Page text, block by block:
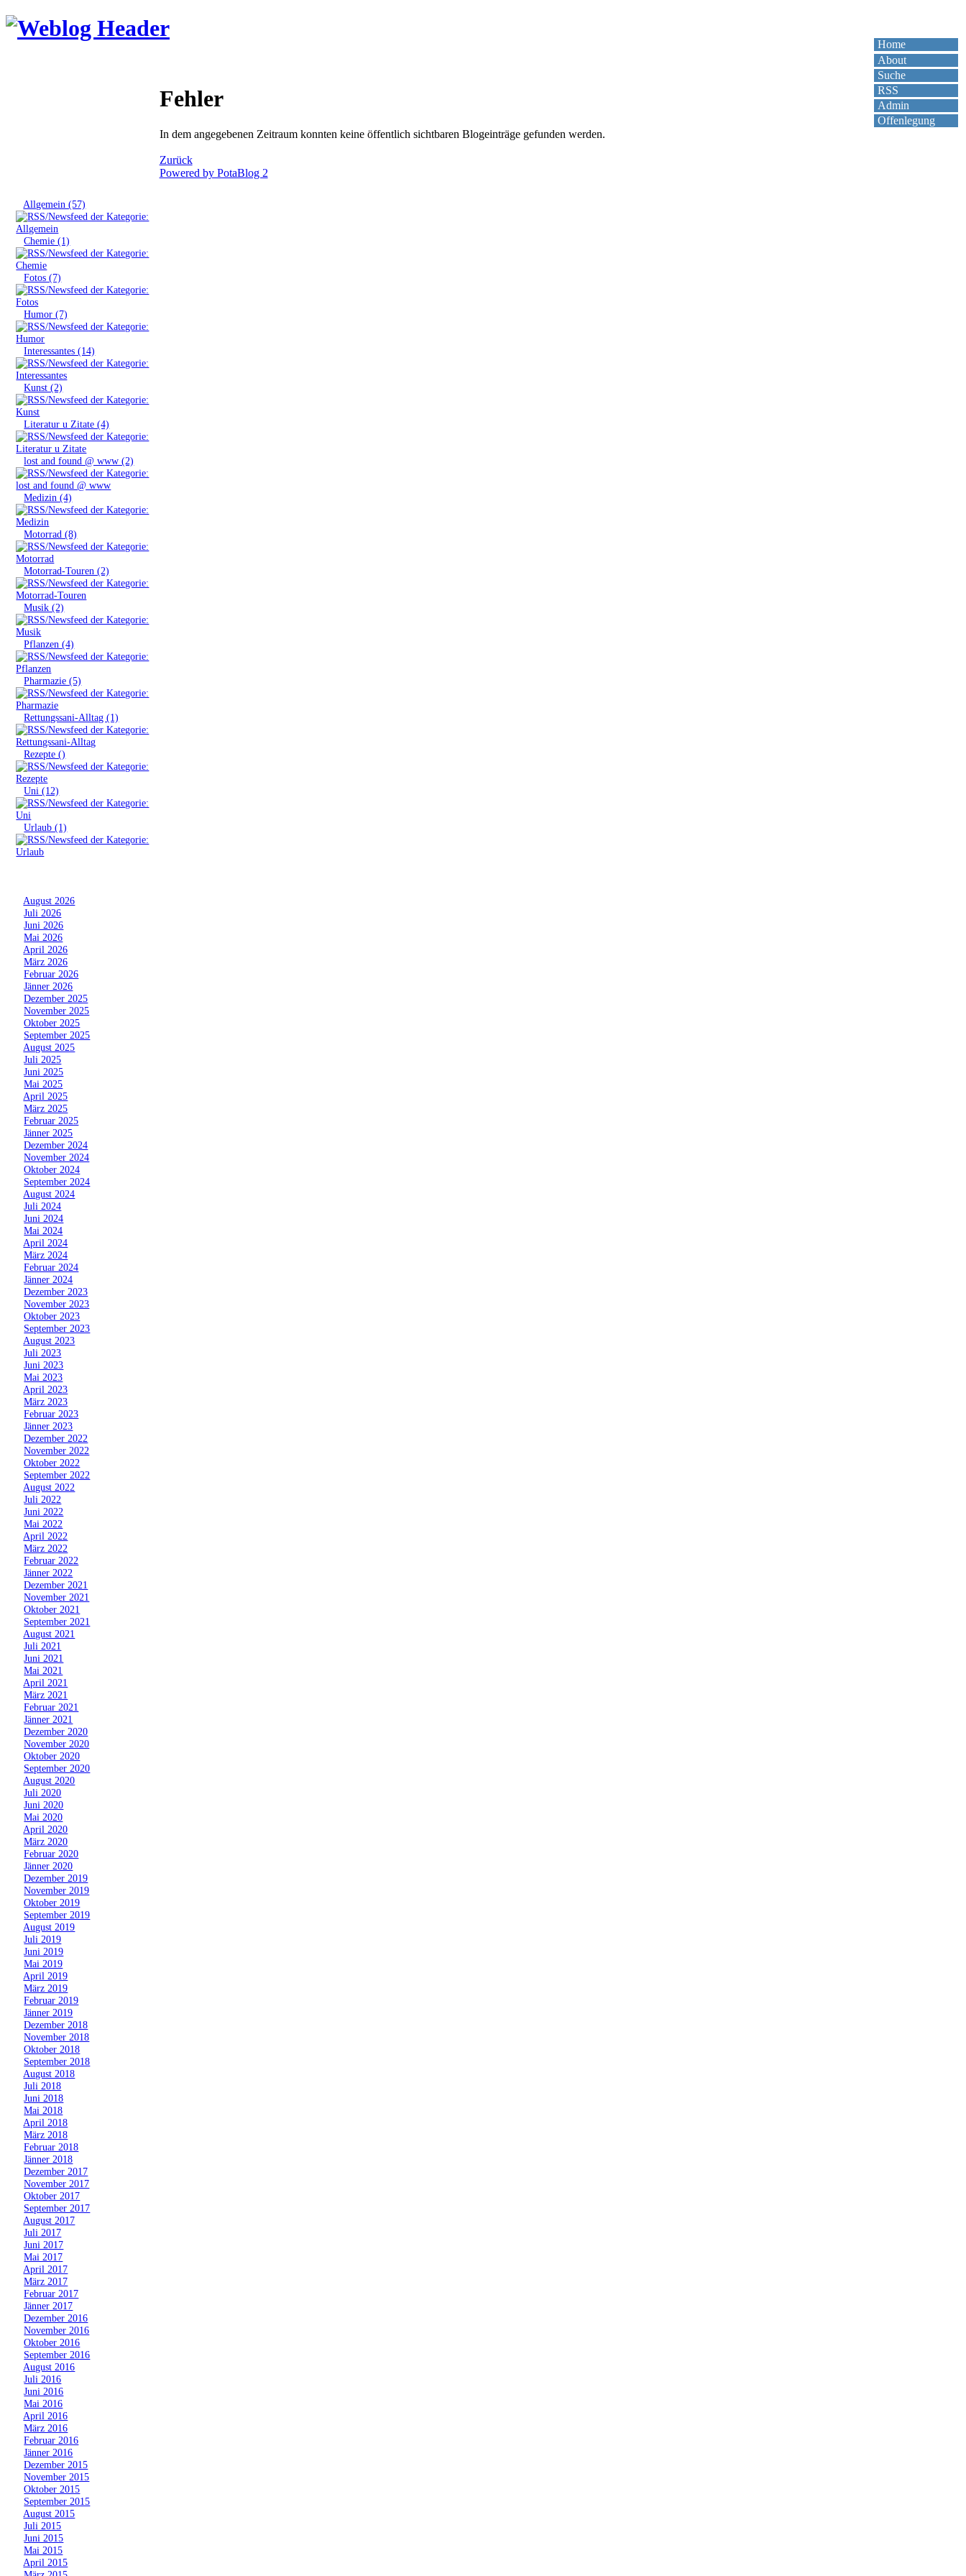
Home
About
Suche
RSS
Admin
Offenlegung
Allgemein (57)
»Chemie (1)
»Fotos (7)
»Humor (7)
»Interessantes (14)
»Kunst (2)
»Literatur u Zitate (4)
»lost and found @ www (2)
»Medizin (4)
»Motorrad (8)
»Motorrad-Touren (2)
»Musik (2)
»Pflanzen (4)
»Pharmazie (5)
»Rettungssani-Alltag (1)
»Rezepte ()
»Uni (12)
»Urlaub (1)
August 2026
»Juli 2026
»Juni 2026
»Mai 2026
April 2026
»März 2026
»Februar 2026
»Jänner 2026
»Dezember 2025
»November 2025
»Oktober 2025
September 2025
August 2025
»Juli 2025
»Juni 2025
»Mai 2025
April 2025
»März 2025
»Februar 2025
»Jänner 2025
»Dezember 2024
»November 2024
»Oktober 2024
September 2024
August 2024
»Juli 2024
»Juni 2024
»Mai 2024
April 2024
»März 2024
»Februar 2024
»Jänner 2024
»Dezember 2023
»November 2023
»Oktober 2023
September 2023
August 2023
»Juli 2023
»Juni 2023
»Mai 2023
April 2023
»März 2023
»Februar 2023
»Jänner 2023
»Dezember 2022
»November 2022
»Oktober 2022
September 2022
August 2022
»Juli 2022
»Juni 2022
»Mai 2022
April 2022
»März 2022
»Februar 2022
»Jänner 2022
»Dezember 2021
»November 2021
»Oktober 2021
September 2021
August 2021
»Juli 2021
»Juni 2021
»Mai 2021
April 2021
»März 2021
»Februar 2021
»Jänner 2021
»Dezember 2020
»November 2020
»Oktober 2020
September 2020
August 2020
»Juli 2020
»Juni 2020
»Mai 2020
April 2020
»März 2020
»Februar 2020
»Jänner 2020
»Dezember 2019
»November 2019
»Oktober 2019
September 2019
August 2019
»Juli 2019
»Juni 2019
»Mai 2019
April 2019
»März 2019
»Februar 2019
»Jänner 2019
»Dezember 2018
»November 2018
»Oktober 2018
September 2018
August 2018
»Juli 2018
»Juni 2018
»Mai 2018
April 2018
»März 2018
»Februar 2018
»Jänner 2018
»Dezember 2017
»November 2017
»Oktober 2017
September 2017
August 2017
»Juli 2017
»Juni 2017
»Mai 2017
April 2017
»März 2017
»Februar 2017
»Jänner 2017
»Dezember 2016
»November 2016
»Oktober 2016
September 2016
August 2016
»Juli 2016
»Juni 2016
»Mai 2016
April 2016
»März 2016
»Februar 2016
»Jänner 2016
»Dezember 2015
»November 2015
»Oktober 2015
September 2015
August 2015
»Juli 2015
»Juni 2015
»Mai 2015
April 2015
Fehler
In dem angegebenen Zeitraum konnten keine öffentlich sichtbaren Blogeinträge gefunden werden.
Zurück
Powered by PotaBlog 2